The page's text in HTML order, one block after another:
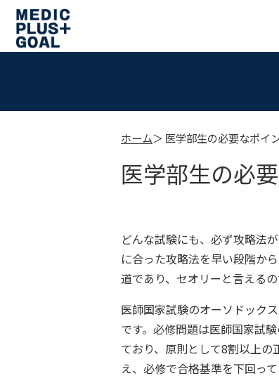
ホーム 医学部生の必要なポイ
医学部生の必
どんな試験にも、必ず攻略法
に合った攻略法を早い段階か
道であり、セオリーと言えるの
医師国家試験のオーソドック
です。必修問題は医師国家試
ており、原則として8割以上の
え、必修で合格基準を下回っ